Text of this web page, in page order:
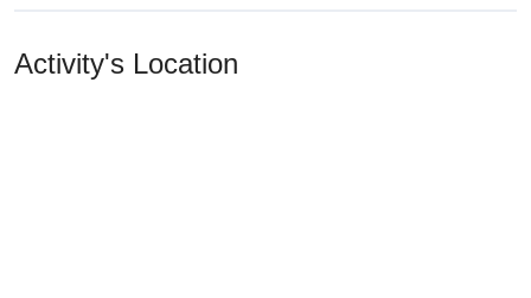
Activity's Location